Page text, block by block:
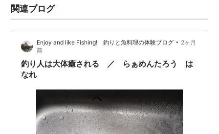
関連ブログ
Enjoy and like Fishing! 釣りと魚料理の体験ブログ • 2ヶ月
前
釣り人は大体癒される ／ らぁめんたろう は
なれ